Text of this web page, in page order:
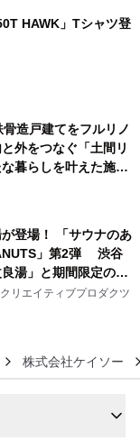
HAWK」Tシャツ登
造戸建てをフルリノ
外をつなぐ「土間リ
暮らしを叶えた施工
ースが公開
登場！ 「サウナのあ
」第2弾 渋谷
湯」と期間限定のコ
サウナイキタイコラ
定！
リエイティブプロダクツ
株式会社ケイソー